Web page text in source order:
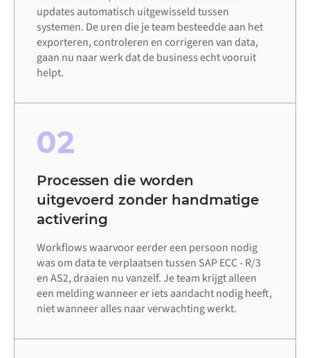
updates automatisch uitgewisseld tussen
systemen. De uren die je team besteedde aan het
exporteren, controleren en corrigeren van data,
gaan nu naar werk dat de business echt vooruit
helpt.
02
Processen die worden
uitgevoerd zonder handmatige
activering
Workflows waarvoor eerder een persoon nodig
was om data te verplaatsen tussen SAP ECC - R/3
en AS2, draaien nu vanzelf. Je team krijgt alleen
een melding wanneer er iets aandacht nodig heeft,
niet wanneer alles naar verwachting werkt.